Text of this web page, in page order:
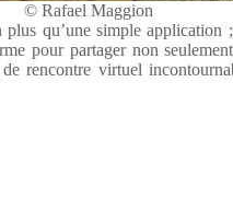
© Rafael Maggion
qu’une simple
pour partager non
rencontre virtuel